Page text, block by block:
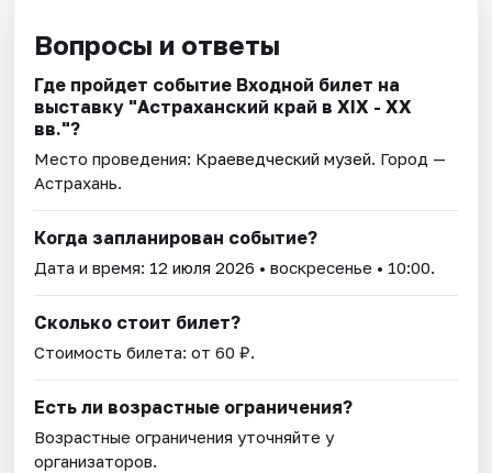
Вопросы и ответы
Где пройдет событие Входной билет на
выставку "Астраханский край в XIX - XX
вв."?
Место проведения: Краеведческий музей. Город —
Астрахань.
Когда запланирован событие?
Дата и время: 12 июля 2026 • воскресенье • 10:00.
Сколько стоит билет?
Стоимость билета: от 60 ₽.
Есть ли возрастные ограничения?
Возрастные ограничения уточняйте у
организаторов.